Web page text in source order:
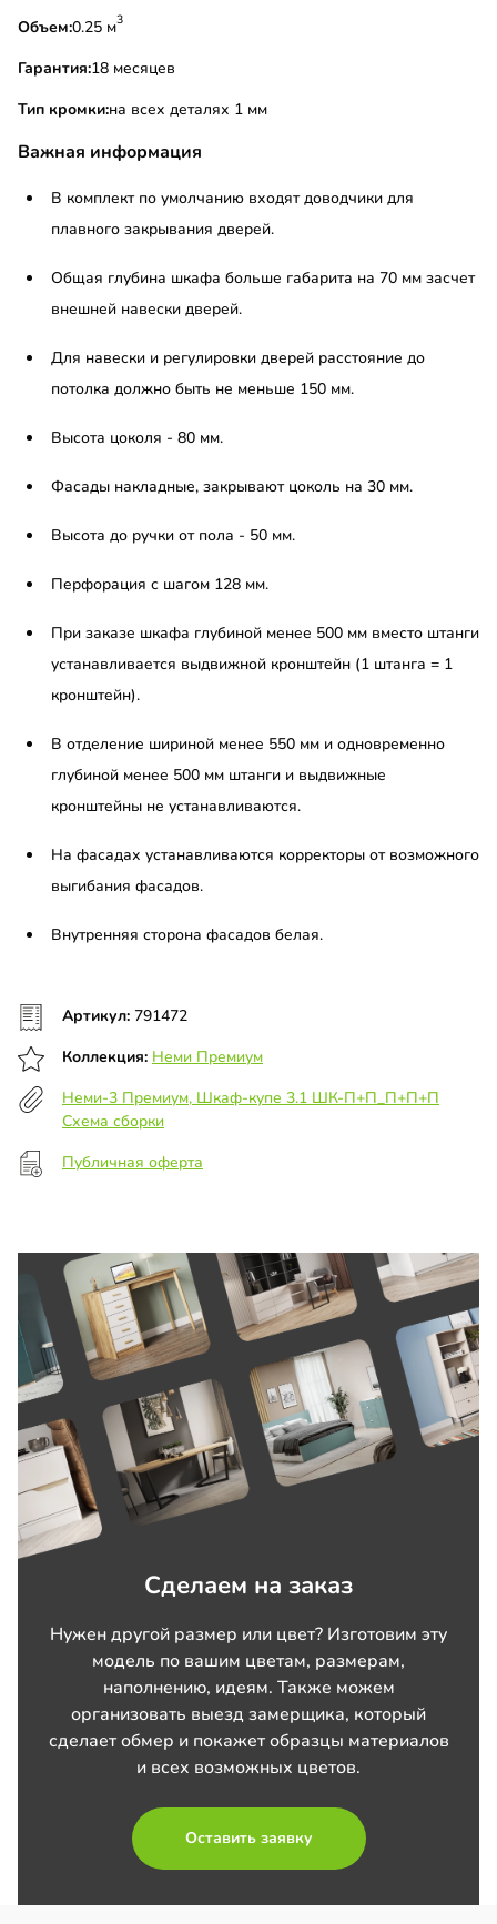
Объем:
0.25 м3
Гарантия:18 месяцев
Тип кромки:на всех деталях 1 мм
Важная информация
В комплект по умолчанию входят доводчики для
плавного закрывания дверей.
Общая глубина шкафа больше габарита на 70 мм засчет
внешней навески дверей.
Для навески и регулировки дверей расстояние до
потолка должно быть не меньше 150 мм.
Высота цоколя - 80 мм.
Фасады накладные, закрывают цоколь на 30 мм.
Высота до ручки от пола - 50 мм.
Перфорация с шагом 128 мм.
При заказе шкафа глубиной менее 500 мм вместо штанги
устанавливается выдвижной кронштейн (1 штанга = 1
кронштейн).
В отделение шириной менее 550 мм и одновременно
глубиной менее 500 мм штанги и выдвижные
кронштейны не устанавливаются.
На фасадах устанавливаются корректоры от возможного
выгибания фасадов.
Внутренняя сторона фасадов белая.
Артикул: 791472
Коллекция: Неми Премиум
Неми-3 Премиум, Шкаф-купе 3.1 ШК-П+П_П+П+П
Схема сборки
Публичная оферта
Сделаем на заказ
Нужен другой размер или цвет? Изготовим эту
модель по вашим цветам, размерам,
наполнению, идеям. Также можем
организовать выезд замерщика, который
сделает обмер и покажет образцы материалов
и всех возможных цветов.
Оставить заявку